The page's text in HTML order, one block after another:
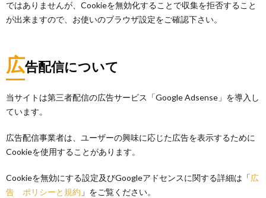
ではありませんが、Cookieを無効化することで収集を拒否すること
が出来ますので、お使いのブラウザ設定をご確認下さい。
広告配信について
当サイトは第三者配信の広告サービス「Google Adsense」を導入し
ています。
広告配信事業者は、ユーザーの興味に応じた広告を表示するために
Cookieを使用することがあります。
Cookieを無効にする設定及びGoogleアドセンスに関する詳細は「広
告 ポリシーと規約 」をご覧ください。